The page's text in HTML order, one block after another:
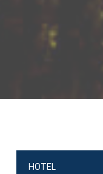
HOTEL